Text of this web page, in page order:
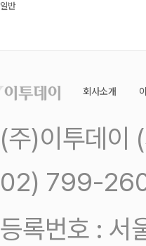
일반
회사소개
(주)이투데이
02) 799-
등록번호 :